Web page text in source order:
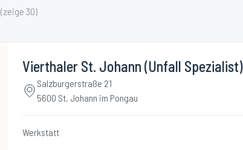
(zeige 30)
Vierthaler St. Johann (Unfall Spezialist)
Salzburgerstraße 21
5600 St. Johann im Pongau
Werkstatt